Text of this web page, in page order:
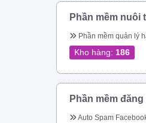
Phần mềm
Phần mềm quản lý hàng nghìn tài khoản
Kho hàng: 186
Phần mềm
Auto Spam Facebook hàng loạt với cơ chế chống khóa, chống spam không lo bị khóa tài khoản. Đăng